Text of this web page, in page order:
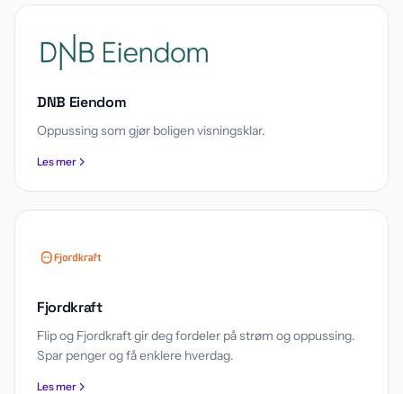
DNB Eiendom
Oppussing som gjør boligen visningsklar.
Les mer
Fjordkraft
Flip og Fjordkraft gir deg fordeler på strøm og oppussing.
Spar penger og få enklere hverdag.
Les mer